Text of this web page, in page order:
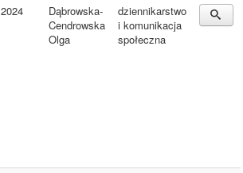
2024
Dąbrowska-
Cendrowska
Olga
dziennikarstwo
i komunikacja
społeczna